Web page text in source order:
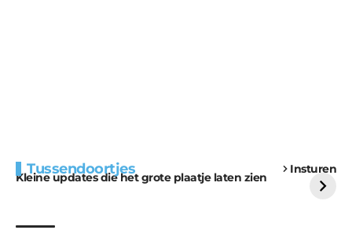
Tussendoortjes Insturen
Kleine updates die het grote plaatje laten zien
voor kabouters
uitdaging